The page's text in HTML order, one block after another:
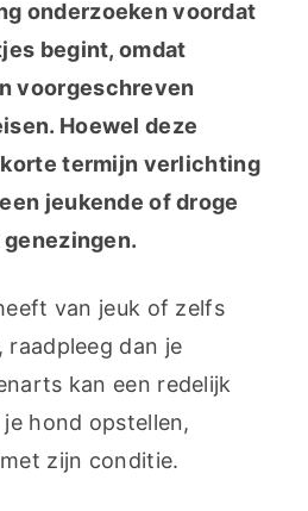
onderzoeken voordat
begint, omdat
voorgeschreven
Hoewel deze
termijn verlichting
jeukende of droge
van jeuk of zelfs
raadpleeg dan je
kan een redelijk
hond opstellen,
zijn conditie.